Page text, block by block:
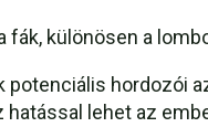
fák, különösen a
potenciális hordozói
hatással lehet az